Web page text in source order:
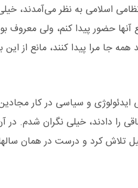
اسلامی به نظر می‌آمدند،
آنها حضور پیدا کنم، ولی معروف
جا مرا پیدا کنند، ‌مانع از این
و سیاسی در کار
را دادند، خیلی نگران شدم.
تلاش کرد و درست در همان سالها